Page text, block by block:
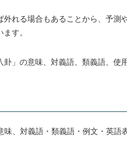
れる場合もあることから、予測
す。
」の意味、対義語、類義語、使
、対義語・類義語・例文・英語